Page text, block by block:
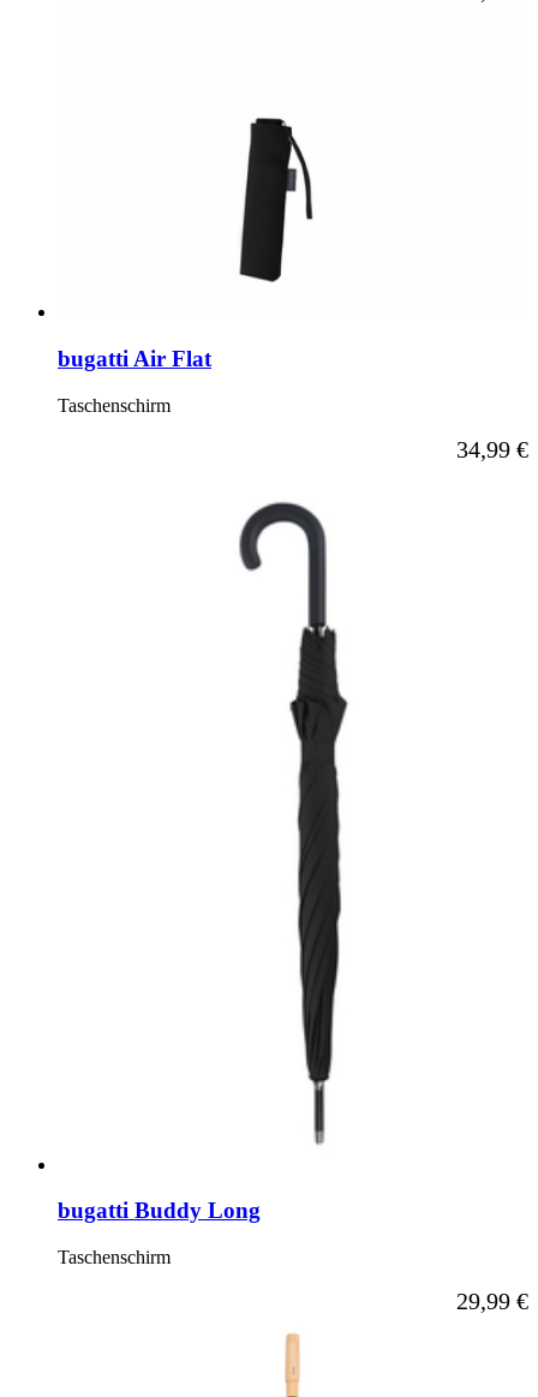
bugatti Air Flat
Taschenschirm
Ab
34,99 €
bugatti Buddy Long
Taschenschirm
Ab
29,99 €